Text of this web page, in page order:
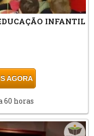
INFANTIL
AGORA
60 horas